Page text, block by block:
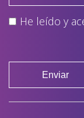
He leído y